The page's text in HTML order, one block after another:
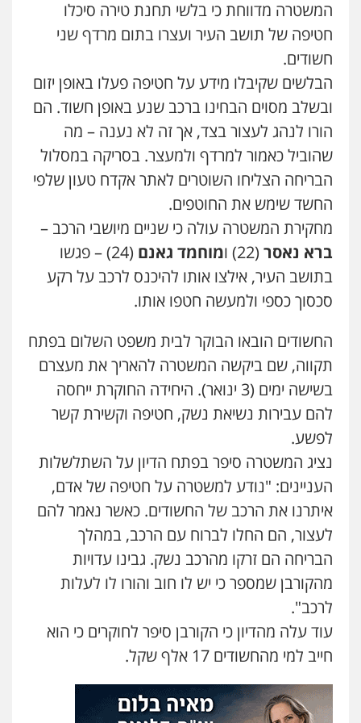
פלילי מעצרים וחקירות עורכי דין לענייני
0505216700
אייל בן שושן, עורך דין פלילי
פלילי מעצרים וחקירות פשיעה חמורה
נוער רישום פלילי
0522763105
עו"ד שלומי שרון
פלילי צבאי מעצרים וחקירות
0547342002
עו"ד אלון קריטי
פלילי כלכלי אלימות סמים
עו"ד דפנה לביא
משפחה גישור
0507206063
עו"ד זוהר ארבל
פלילי פשיעה חמורה מעצרים וחקירות
קטינים
0538788878
פלילי עבירות מין סמים והימורים פשיעה
חמורה חקירות ומעצרים צווארון לבן והונאה
עו"ד שלי גורביץ – לוי
משפט פלילי פשיעה חמורה
תעבורה
0544218336
המשטרה מדווחת כי בלשי תחנת טירה סיכלו
חטיפה של תושב העיר ועצרו בתום מרדף שני
חשודים.
הבלשים שקיבלו מידע על חטיפה פעלו באופן יזום
ובשלב מסוים הבחינו ברכב שנע באופן חשוד. הם
הורו לנהג לעצור בצד, אך זה לא נענה – מה
שהוביל כאמור למרדף ולמעצר. בסריקה במסלול
הבריחה הצליחו השוטרים לאתר אקדח טעון שלפי
החשד שימש את החוטפים.
מחקירת המשטרה עולה כי שניים מיושבי הרכב –
ברא נאסר (22) ו מוחמד גאנם
(24) – פגשו
בתושב העיר, אילצו אותו להיכנס לרכב על רקע
סכסוך כספי ולמעשה חטפו אותו.
החשודים הובאו הבוקר לבית משפט השלום בפתח
תקווה, שם ביקשה המשטרה להאריך את מעצרם
בשישה ימים (3 ינואר). היחידה החוקרת ייחסה
להם עבירות נשיאת נשק, חטיפה וקשירת קשר
לפשע.
נציג המשטרה סיפר בפתח הדיון על השתלשלות
העניינים: "נודע למשטרה על חטיפה של אדם,
איתרנו את הרכב של החשודים. כאשר נאמר להם
לעצור, הם החלו לברוח עם הרכב, במהלך
הבריחה הם זרקו מהרכב נשק. גבינו עדויות
מהקורבן שמספר כי יש לו חוב והורו לו לעלות
לרכב".
עוד עלה מהדיון כי הקורבן סיפר לחוקרים כי הוא
חייב למי מהחשודים 17 אלף שקל.
עו"ד אייל אביטל
0544712201
עו"ד רונן בנדל
משפט פלילי פשיעה חמורה פלילי
0524282442
פלילי מעצרים וחקירות
0543986802
עו"ד בועז קניג
פלילי משפחה כלכלי צבאי